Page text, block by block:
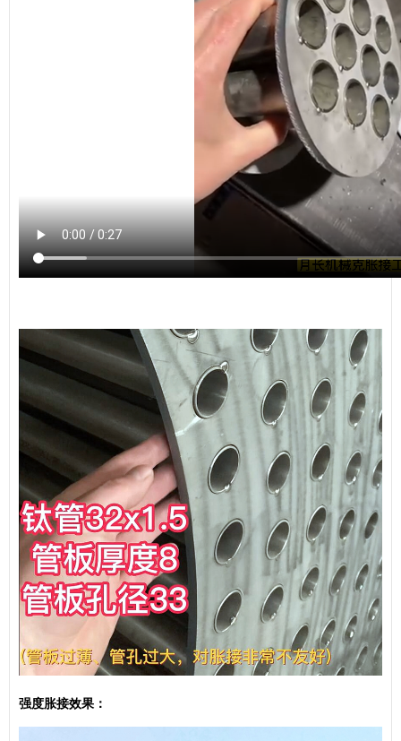
强度胀接效果：